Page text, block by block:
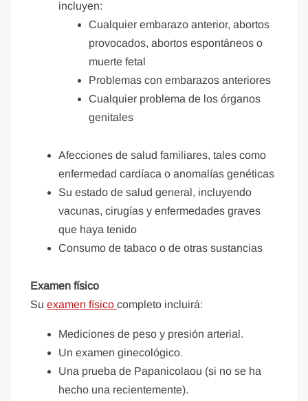
incluyen:
Cualquier embarazo anterior, abortos
provocados, abortos espontáneos o
muerte fetal
Problemas con embarazos anteriores
Cualquier problema de los órganos
genitales
Afecciones de salud familiares, tales como
enfermedad cardíaca o anomalías genéticas
Su estado de salud general, incluyendo
vacunas, cirugías y enfermedades graves
que haya tenido
Consumo de tabaco o de otras sustancias
Examen físico
Suexamen físicocompleto incluirá:
Mediciones de peso y presión arterial.
Un examen ginecológico.
Una prueba de Papanicolaou (si no se ha
hecho una recientemente).